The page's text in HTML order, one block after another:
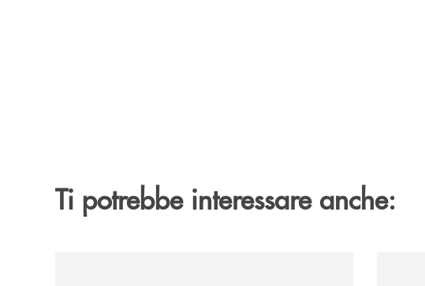
Ti potrebbe interessare anche: